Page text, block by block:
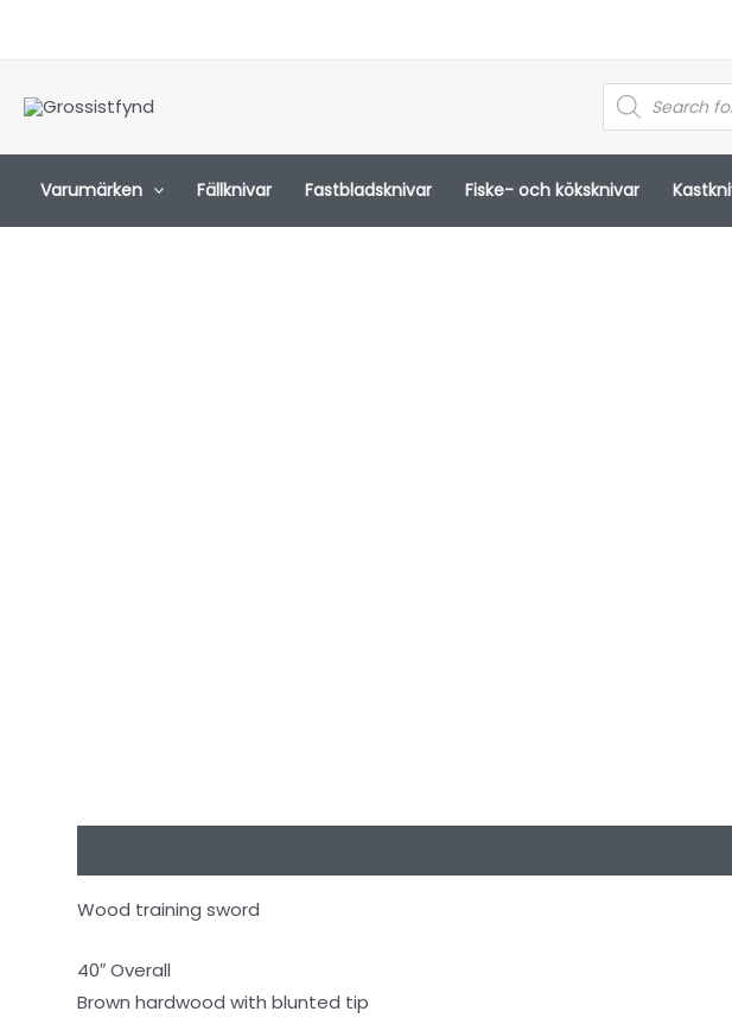
Products
search
Varumärken Fällknivar Fastbladsknivar Fiske- och köksknivar
Wood training sword
40″ Overall
Brown hardwood with blunted tip